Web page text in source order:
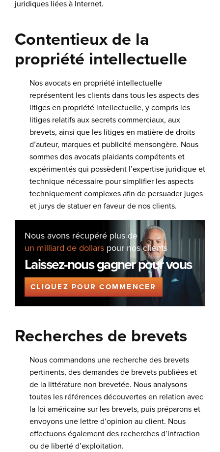
juridiques liées à Internet.
Contentieux de la
propriété intellectuelle
Nos avocats en propriété intellectuelle
représentent les clients dans tous les aspects des
litiges en propriété intellectuelle, y compris les
litiges relatifs aux secrets commerciaux, aux
brevets, ainsi que les litiges en matière de droits
d’auteur, marques et publicité mensongère. Nous
sommes des avocats plaidants compétents et
expérimentés qui possèdent l’expertise juridique et
technique nécessaire pour simplifier les aspects
techniquement complexes afin de persuader juges
et jurys de statuer en faveur de nos clients.
Nous avons récupéré plus de
un milliard de dollars pour nos clients
Laissez-nous gagner pour vous
CLIQUEZ POUR COMMENCER
Recherches de brevets
Nous commandons une recherche des brevets
pertinents, des demandes de brevets publiées et
de la littérature non brevetée. Nous analysons
toutes les références découvertes en relation avec
la loi américaine sur les brevets, puis préparons et
envoyons une lettre d’opinion au client. Nous
effectuons également des recherches d’infraction
ou de liberté d’exploitation.